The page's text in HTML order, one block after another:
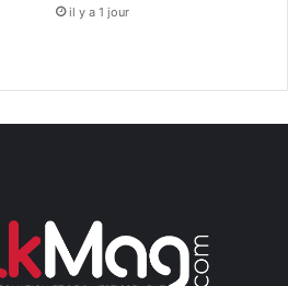
il y a 1 jour